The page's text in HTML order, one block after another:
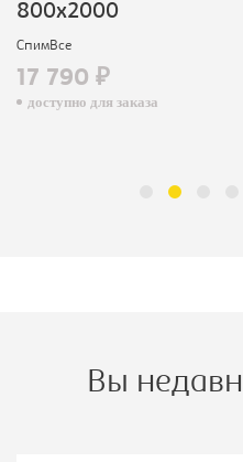
800х2000
СпимВсе
17 790 ₽
доступно для заказа
Вы